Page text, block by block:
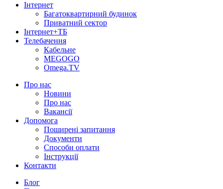
Інтернет
Багатоквартирний будинок
Приватний сектор
Інтернет+ТБ
Телебачення
Кабельне
MEGOGO
Omega.TV
Про нас
Новини
Про нас
Вакансії
Допомога
Поширені запитання
Документи
Способи оплати
Інструкції
Контакти
Блог